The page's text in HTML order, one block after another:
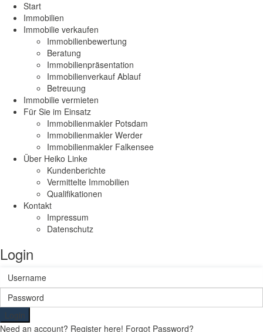
Start
Immobilien
Immobilie verkaufen
Immobilienbewertung
Beratung
Immobilienpräsentation
Immobilienverkauf Ablauf
Betreuung
Immobilie vermieten
Für Sie im Einsatz
Immobilienmakler Potsdam
Immobilienmakler Werder
Immobilienmakler Falkensee
Über Heiko Linke
Kundenberichte
Vermittelte Immobilien
Qualifikationen
Kontakt
Impressum
Datenschutz
Login
Login
Need an account? Register here! Forgot Password?